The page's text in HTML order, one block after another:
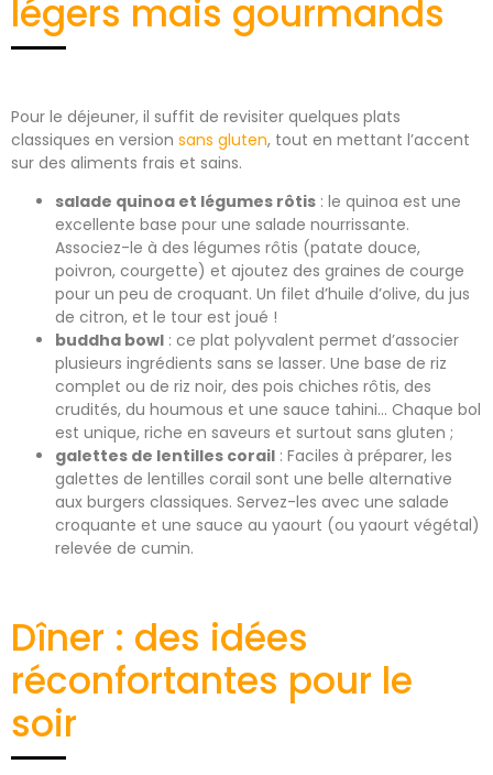
légers mais gourmands
Pour le déjeuner, il suffit de revisiter quelques plats
classiques en version sans gluten, tout en mettant l’accent
sur des aliments frais et sains.
salade quinoa et légumes rôtis : le quinoa est une
excellente base pour une salade nourrissante.
Associez-le à des légumes rôtis (patate douce,
poivron, courgette) et ajoutez des graines de courge
pour un peu de croquant. Un filet d’huile d’olive, du jus
de citron, et le tour est joué !
buddha bowl : ce plat polyvalent permet d’associer
plusieurs ingrédients sans se lasser. Une base de riz
complet ou de riz noir, des pois chiches rôtis, des
crudités, du houmous et une sauce tahini… Chaque bol
est unique, riche en saveurs et surtout sans gluten ;
galettes de lentilles corail : Faciles à préparer, les
galettes de lentilles corail sont une belle alternative
aux burgers classiques. Servez-les avec une salade
croquante et une sauce au yaourt (ou yaourt végétal)
relevée de cumin.
Dîner : des idées
réconfortantes pour le
soir